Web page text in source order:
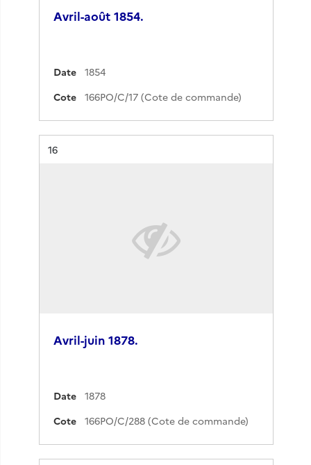
Avril-août 1854.
Date
1854
Cote
166PO/C/17 (Cote de commande)
Résultat n°
16
Avril-juin 1878.
Date
1878
Cote
166PO/C/288 (Cote de commande)